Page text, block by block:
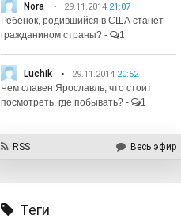
Nora 29.11.2014 21:07
Ребёнок, родившийся в США станет
гражданином страны? - 1
Luchik 29.11.2014 20:52
Чем славен Ярославль, что стоит
посмотреть, где побывать? - 1
RSS Весь эфир
Теги